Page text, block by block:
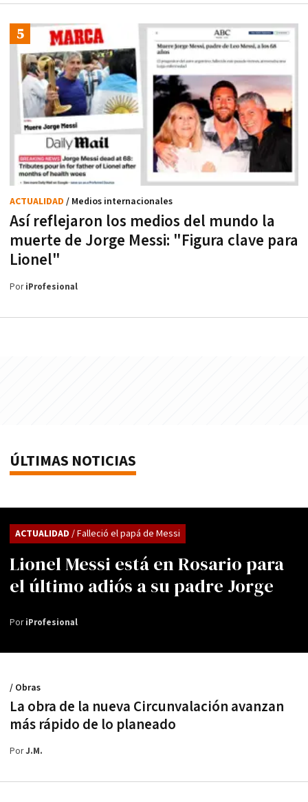
Así reflejaron los medios del mundo la
muerte de Jorge Messi: "Figura clave para
Lionel"
ACTUALIDAD / Medios internacionales
PoriProfesional
ÚLTIMAS NOTICIAS
Lionel Messi está en Rosario para
el último adiós a su padre Jorge
ACTUALIDAD / Falleció el papá de Messi
PoriProfesional
La obra de la nueva Circunvalación avanzan
más rápido de lo planeado
/ Obras
PorJ.M.